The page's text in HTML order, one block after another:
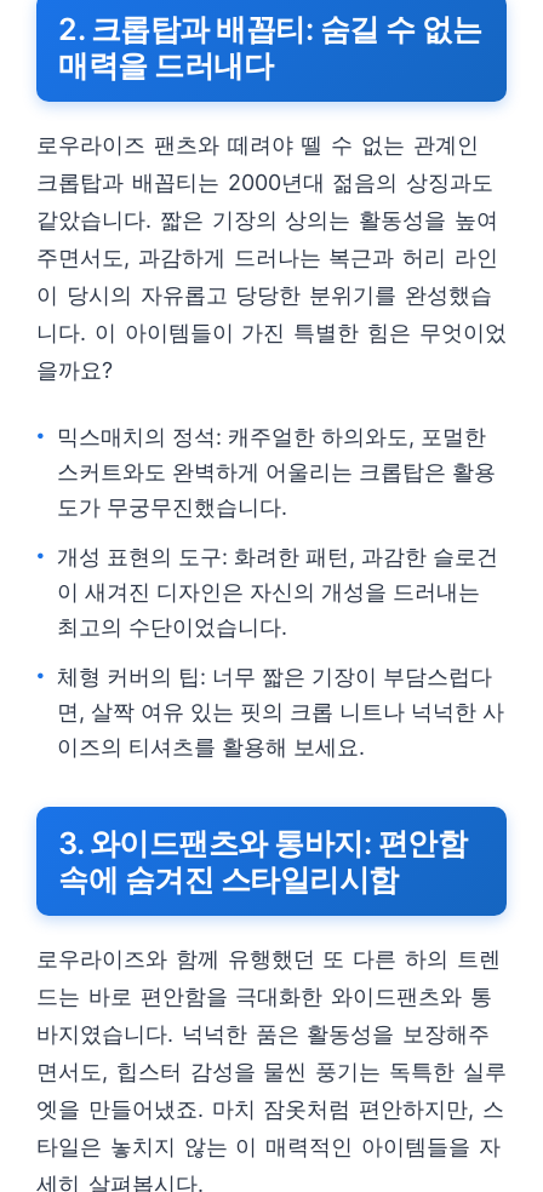
2. 크롭탑과 배꼽티: 숨길 수 없는
매력을 드러내다
로우라이즈 팬츠와 떼려야 뗄 수 없는 관계인
크롭탑과 배꼽티는 2000년대 젊음의 상징과도
같았습니다. 짧은 기장의 상의는 활동성을 높여
주면서도, 과감하게 드러나는 복근과 허리 라인
이 당시의 자유롭고 당당한 분위기를 완성했습
니다. 이 아이템들이 가진 특별한 힘은 무엇이었
을까요?
믹스매치의 정석: 캐주얼한 하의와도, 포멀한
스커트와도 완벽하게 어울리는 크롭탑은 활용
도가 무궁무진했습니다.
개성 표현의 도구: 화려한 패턴, 과감한 슬로건
이 새겨진 디자인은 자신의 개성을 드러내는
최고의 수단이었습니다.
체형 커버의 팁: 너무 짧은 기장이 부담스럽다
면, 살짝 여유 있는 핏의 크롭 니트나 넉넉한 사
이즈의 티셔츠를 활용해 보세요.
3. 와이드팬츠와 통바지: 편안함
속에 숨겨진 스타일리시함
로우라이즈와 함께 유행했던 또 다른 하의 트렌
드는 바로 편안함을 극대화한 와이드팬츠와 통
바지였습니다. 넉넉한 품은 활동성을 보장해주
면서도, 힙스터 감성을 물씬 풍기는 독특한 실루
엣을 만들어냈죠. 마치 잠옷처럼 편안하지만, 스
타일은 놓치지 않는 이 매력적인 아이템들을 자
세히 살펴봅시다.